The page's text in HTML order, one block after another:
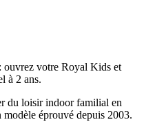
ouvrez votre Royal Kids et
à 2 ans.
du loisir indoor familial en
éprouvé depuis 2003.